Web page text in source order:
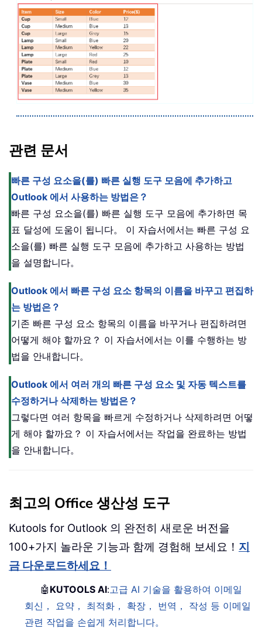
관련 문서
빠른 구성 요소을(를) 빠른 실행 도구 모음에 추가하고
Outlook 에서 사용하는 방법은？
빠른 구성 요소을(를) 빠른 실행 도구 모음에 추가하면 목
표 달성에 도움이 됩니다。 이 자습서에서는 빠른 구성 요
소을(를) 빠른 실행 도구 모음에 추가하고 사용하는 방법
을 설명합니다。
Outlook 에서 빠른 구성 요소 항목의 이름을 바꾸고 편집하
는 방법은？
기존 빠른 구성 요소 항목의 이름을 바꾸거나 편집하려면
어떻게 해야 할까요？ 이 자습서에서는 이를 수행하는 방
법을 안내합니다。
Outlook 에서 여러 개의 빠른 구성 요소 및 자동 텍스트를
수정하거나 삭제하는 방법은？
그렇다면 여러 항목을 빠르게 수정하거나 삭제하려면 어떻
게 해야 할까요？ 이 자습서에서는 작업을 완료하는 방법
을 안내합니다。
최고의 Office 생산성 도구
Kutools for Outlook 의 완전히 새로운 버전을
100+가지 놀라운 기능과 함께 경험해 보세요！ 지
금 다운로드하세요！
🤖 KUTOOLS AI:고급 AI 기술을 활용하여 이메일
회신， 요약， 최적화， 확장， 번역， 작성 등 이메일
관련 작업을 손쉽게 처리합니다。